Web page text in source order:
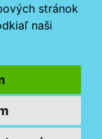
stránok
naši